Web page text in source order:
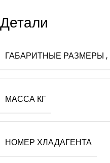
Детали
ГАБАРИТНЫЕ РАЗМЕРЫ
МАССА КГ
НОМЕР ХЛАДАГЕНТА